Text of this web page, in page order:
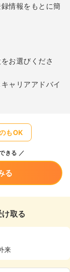
情報をもとに簡
お選びくださ
ャリアアドバイ
もOK
きる
る
取る
来